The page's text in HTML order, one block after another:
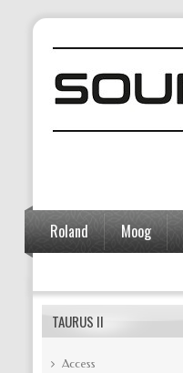
Roland Moog
TAURUS II
Access